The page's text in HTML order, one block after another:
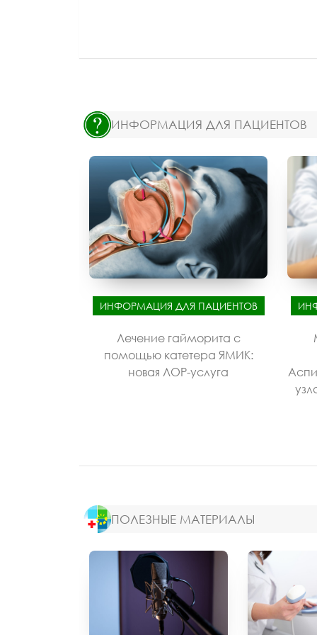
ИНФОРМАЦИЯ ДЛЯ ПАЦИЕНТОВ
ИНФОРМАЦИЯ ДЛЯ ПАЦИЕНТОВ
Лечение гайморита с
помощью катетера ЯМИК:
новая ЛОР-услуга
ПОЛЕЗНЫЕ МАТЕРИАЛЫ